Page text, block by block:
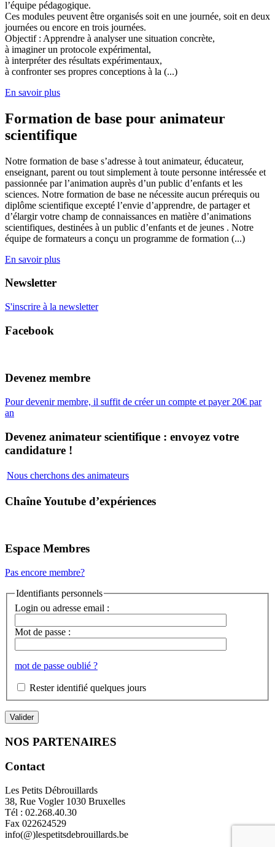
l’équipe pédagogique.
Ces modules peuvent être organisés soit en une journée, soit en deux
journées ou encore en trois journées.
Objectif : Apprendre à analyser une situation concrète,
à imaginer un protocole expérimental,
à interpréter des résultats expérimentaux,
à confronter ses propres conceptions à la (...)
En savoir plus
Formation de base pour animateur
scientifique
Notre formation de base s’adresse à tout animateur, éducateur,
enseignant, parent ou tout simplement à toute personne intéressée et
passionnée par l’animation auprès d’un public d’enfants et les
sciences. Notre formation de base ne nécessite aucun prérequis ou
diplôme scientifique excepté l’envie d’apprendre, de partager et
d’élargir votre champ de connaissances en matière d’animations
scientifiques, destinées à un public d’enfants et de jeunes . Notre
équipe de formateurs a conçu un programme de formation (...)
En savoir plus
Newsletter
S'inscrire à la newsletter
Facebook
Devenez membre
Pour devenir membre, il suffit de créer un compte et payer 20€ par
an
Devenez animateur scientifique : envoyez votre
candidature !
Nous cherchons des animateurs
Chaîne Youtube d’expériences
Espace Membres
Pas encore membre?
Identifiants personnels
Login ou adresse email :
Mot de passe :
mot de passe oublié ?
Rester identifié quelques jours
NOS PARTENAIRES
Contact
Les Petits Débrouillards
38, Rue Vogler 1030 Bruxelles
Tél : 02.268.40.30
Fax 022624529
info(@)lespetitsdebrouillards.be